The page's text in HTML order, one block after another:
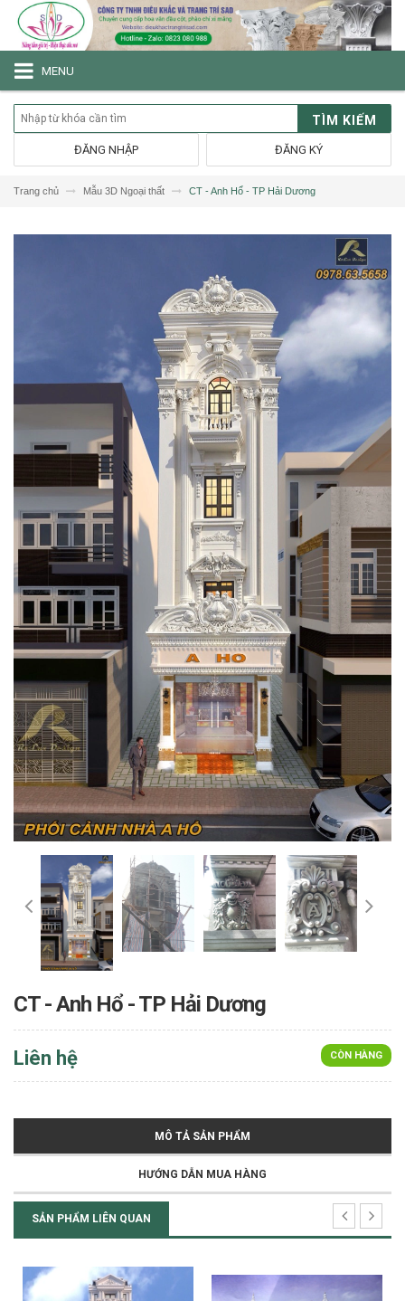
MENU
TÌM KIẾM
ĐĂNG KÝ
ĐĂNG NHẬP
Trang chủ Mẫu 3D Ngoại thất CT - Anh Hổ - TP Hải Dương
CT - Anh Hổ - TP Hải Dương
CÒN HÀNG
Liên hệ
MÔ TẢ SẢN PHẨM
HƯỚNG DẪN MUA HÀNG
SẢN PHẨM LIÊN QUAN